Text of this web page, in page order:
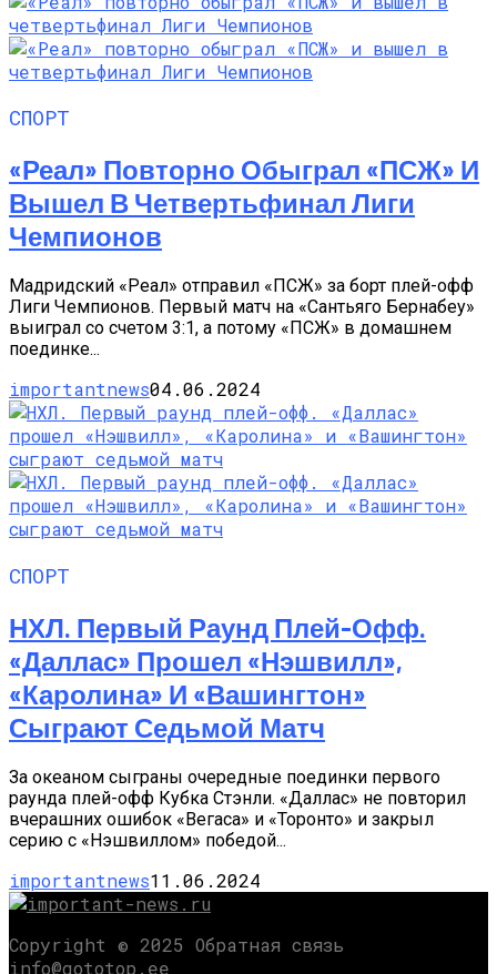
СПОРТ
«Реал» Повторно Обыграл «ПСЖ» И
Вышел В Четвертьфинал Лиги
Чемпионов
Мадридский «Реал» отправил «ПСЖ» за борт плей-офф
Лиги Чемпионов. Первый матч на «Сантьяго Бернабеу»
выиграл со счетом 3:1, а потому «ПСЖ» в домашнем
поединке...
importantnews04.06.2024
СПОРТ
НХЛ. Первый Раунд Плей-Офф.
«Даллас» Прошел «Нэшвилл»,
«Каролина» И «Вашингтон»
Сыграют Седьмой Матч
За океаном сыграны очередные поединки первого
раунда плей-офф Кубка Стэнли. «Даллас» не повторил
вчерашних ошибок «Вегаса» и «Торонто» и закрыл
серию с «Нэшвиллом» победой...
importantnews11.06.2024
Copyright © 2025 Обратная связь
info@gototop.ee